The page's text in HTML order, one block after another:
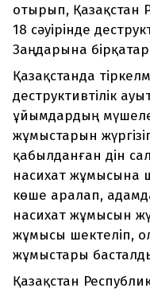
отырып, Қазақстан
18 сәуірінде
Заңдарына бірқатар
Қазақстанда
деструктивтілік
ұйымдардың
жұмыстарын
қабылданған дін
насихат жұмысына
көше аралап,
насихат жұмысын
жұмысы шектеліп,
жұмыстары
Қазақстан